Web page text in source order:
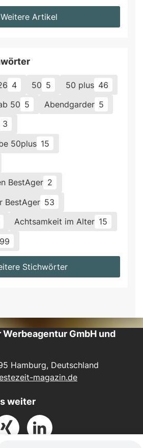
Weitere Artikel
4 50 5 50 plus 46
50 5 Abendgarder 5
3
50plus 15
BestAger 2
BestAger 53
Achtsamkeit im Alter 15
99
Stichwörter
Werbeagentur GmbH und
Hamburg, Deutschland
magazin.de
weiter